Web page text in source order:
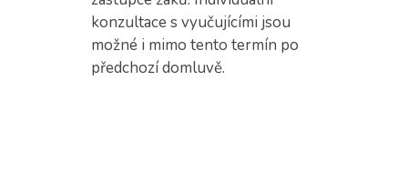
konzultace s vyučujícími jsou
možné i mimo tento termín po
předchozí domluvě.